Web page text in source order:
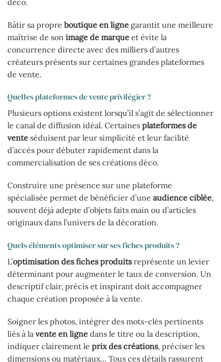
Bâtir sa propre boutique en ligne garantit une meilleure
maîtrise de son image de marque et évite la
concurrence directe avec des milliers d’autres
créateurs présents sur certaines grandes plateformes
de vente.
Quelles plateformes de vente privilégier ?
Plusieurs options existent lorsqu’il s’agit de sélectionner
le canal de diffusion idéal. Certaines plateformes de
vente séduisent par leur simplicité et leur facilité
d’accès pour débuter rapidement dans la
commercialisation de ses créations déco.
Construire une présence sur une plateforme
spécialisée permet de bénéficier d’une audience ciblée,
souvent déjà adepte d’objets faits main ou d’articles
originaux dans l’univers de la décoration.
Quels éléments optimiser sur ses fiches produits ?
L’optimisation des fiches produitsreprésente un levier
déterminant pour augmenter le taux de conversion. Un
descriptif clair, précis et inspirant doit accompagner
chaque création proposée à la vente.
Soigner les photos, intégrer des mots-clés pertinents
liés à la vente en ligne dans le titre ou la description,
indiquer clairement le prix des créations, préciser les
dimensions ou matériaux… Tous ces détails rassurent